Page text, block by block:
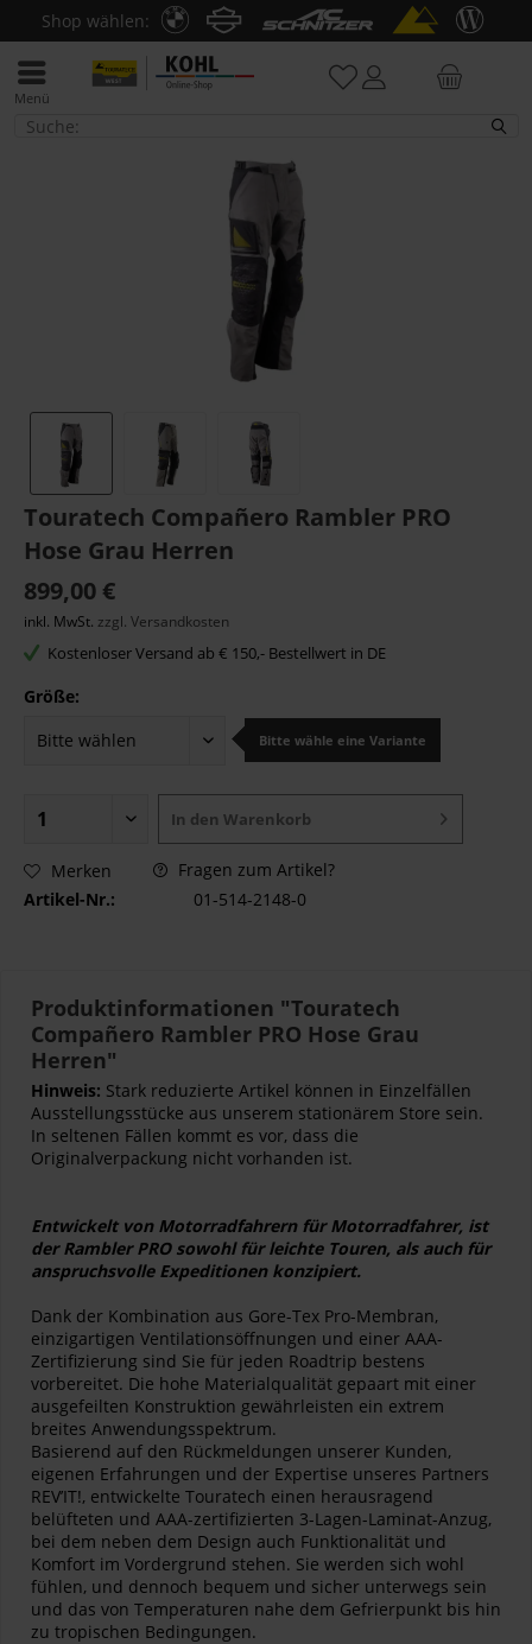
Shop wählen:
Menü
Jacken
Touratech Compañero Rambler PRO
Hose Grau Herren
899,00 €
inkl. MwSt. zzgl. Versandkosten
Kostenloser Versand ab € 150,- Bestellwert in DE
Größe:
Bitte wähle eine Variante
In den Warenkorb
Merken
Fragen zum Artikel?
Artikel-Nr.:
01-514-2148-0
Produktinformationen "Touratech
Compañero Rambler PRO Hose Grau
Herren"
Hinweis: Stark reduzierte Artikel können in Einzelfällen
Ausstellungsstücke aus unserem stationärem Store sein.
In seltenen Fällen kommt es vor, dass die
Originalverpackung nicht vorhanden ist.
Entwickelt von Motorradfahrern für Motorradfahrer, ist
der Rambler PRO sowohl für leichte Touren, als auch für
anspruchsvolle Expeditionen konzipiert.
Dank der Kombination aus Gore-Tex Pro-Membran,
einzigartigen Ventilationsöffnungen und einer AAA-
Zertifizierung sind Sie für jeden Roadtrip bestens
vorbereitet. Die hohe Materialqualität gepaart mit einer
ausgefeilten Konstruktion gewährleisten ein extrem
breites Anwendungsspektrum.
Basierend auf den Rückmeldungen unserer Kunden,
eigenen Erfahrungen und der Expertise unseres Partners
REV’IT!, entwickelte Touratech einen herausragend
belüfteten und AAA-zertifizierten 3-Lagen-Laminat-Anzug,
bei dem neben dem Design auch Funktionalität und
Komfort im Vordergrund stehen. Sie werden sich wohl
fühlen, und dennoch bequem und sicher unterwegs sein
und das von Temperaturen nahe dem Gefrierpunkt bis hin
zu tropischen Bedingungen.